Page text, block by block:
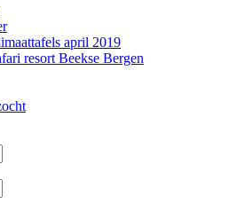
april 2019
resort Beekse Bergen